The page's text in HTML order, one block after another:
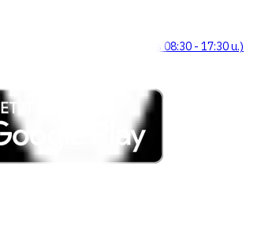
หวัดร้อยเอ็ด 45000 (เวลาทำการ 08:30 - 17:30 น.)